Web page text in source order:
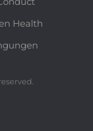
Health